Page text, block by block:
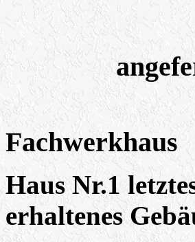
Fachwerkhaus
Haus Nr.1
erhaltenes